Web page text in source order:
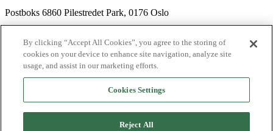
Postboks 6860 Pilestredet Park, 0176 Oslo
Nyhetsbrev
Ledige stillinger
Send inn manus
By clicking “Accept All Cookies”, you agree to the storing of
cookies on your device to enhance site navigation, analyze site
usage, and assist in our marketing efforts.
Cookies Settings
Reject All